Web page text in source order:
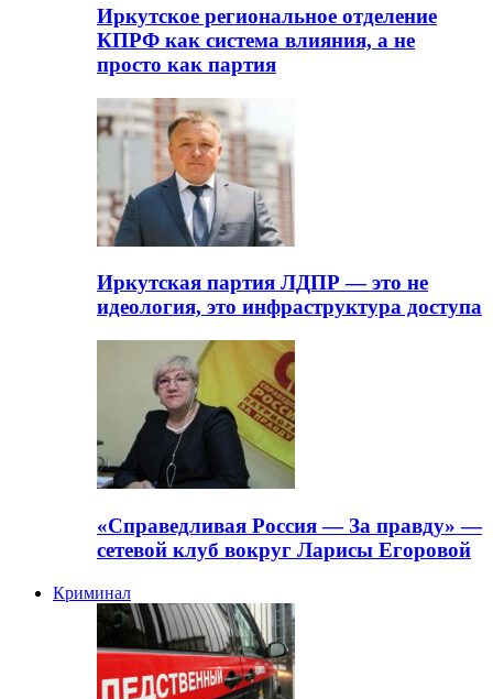
Иркутское региональное отделение
КПРФ как система влияния, а не
просто как партия
Иркутская партия ЛДПР — это не
идеология, это инфраструктура доступа
«Справедливая Россия — За правду» —
сетевой клуб вокруг Ларисы Егоровой
Криминал